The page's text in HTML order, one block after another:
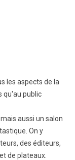
les aspects de la
qu'au public
aussi un salon
On y
des éditeurs,
de plateaux.